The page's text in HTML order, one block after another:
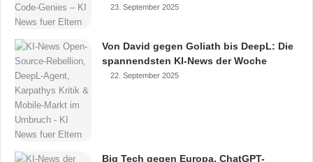
23. September 2025
Von David gegen Goliath bis DeepL: Die
spannendsten KI-News der Woche
22. September 2025
Big Tech gegen Europa, ChatGPT-